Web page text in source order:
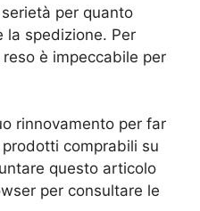
per quanto
la spedizione. Per
è impeccabile per
rinnovamento per far
comprabili su
questo articolo
per consultare le